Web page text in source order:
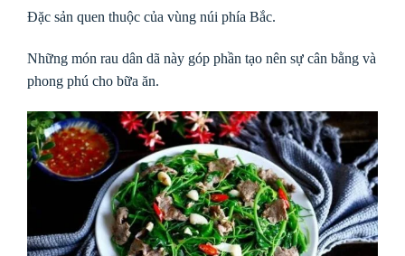
Đặc sản quen thuộc của vùng núi phía Bắc.
Những món rau dân dã này góp phần tạo nên sự cân bằng và
phong phú cho bữa ăn.